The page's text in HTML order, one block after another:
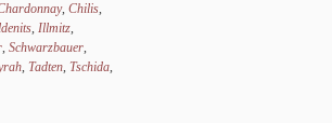
, Chilis,
, Illmitz,
, Schwarzbauer,
, Tadten, Tschida,